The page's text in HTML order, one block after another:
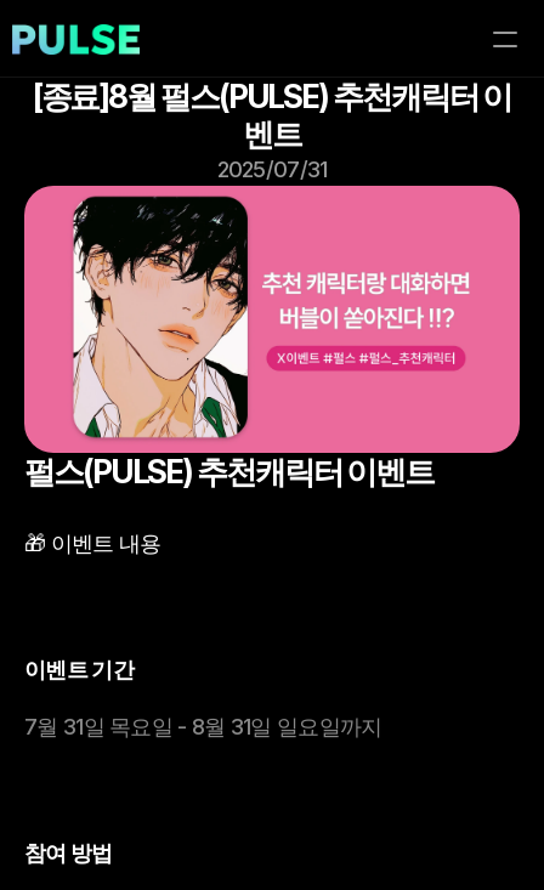
이벤트
블로그
이용가이드
[종료]8월 펄스(PULSE) 추천캐릭터 이
벤트
2025/07/31
펄스(PULSE) 추천캐릭터 이벤트
🎁 이벤트 내용
이벤트 기간
7월 31일 목요일 - 8월 31일 일요일까지
참여 방법